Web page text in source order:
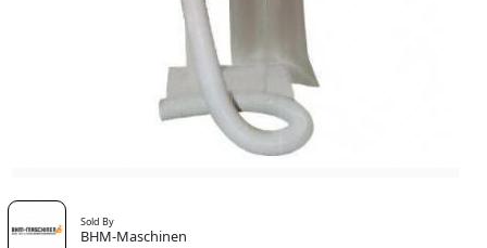
Sold By
BHM-Maschinen